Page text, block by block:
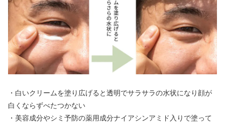
・白いクリームを塗り広げると透明でサラサラの水状になり顔が
白くならずべたつかない
・美容成分やシミ予防の薬用成分ナイアシンアミド入りで塗って